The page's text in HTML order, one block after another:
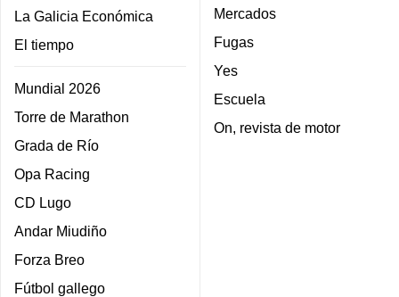
La Galicia Económica
El tiempo
Mundial 2026
Torre de Marathon
Grada de Río
Opa Racing
CD Lugo
Andar Miudiño
Forza Breo
Fútbol gallego
Mercados
Fugas
Yes
Escuela
On, revista de motor